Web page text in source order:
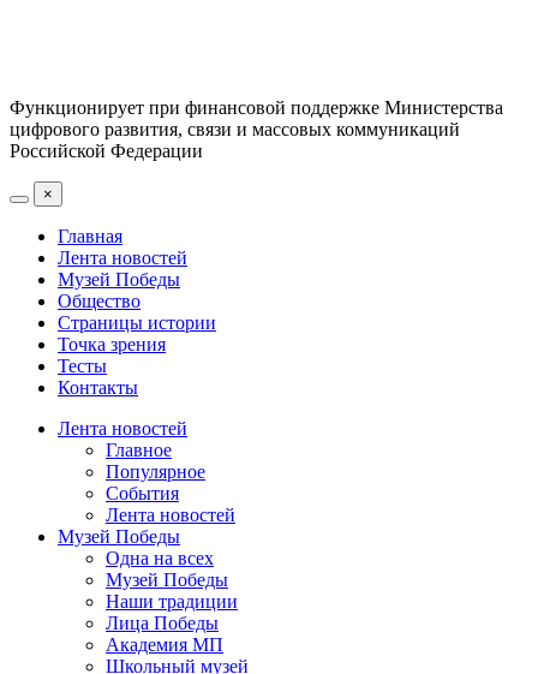
Функционирует при финансовой поддержке Министерства
цифрового развития, связи и массовых коммуникаций
Российской Федерации
×
Главная
Лента новостей
Музей Победы
Общество
Страницы истории
Точка зрения
Тесты
Контакты
Лента новостей
Главное
Популярное
События
Лента новостей
Музей Победы
Одна на всех
Музей Победы
Наши традиции
Лица Победы
Академия МП
Школьный музей